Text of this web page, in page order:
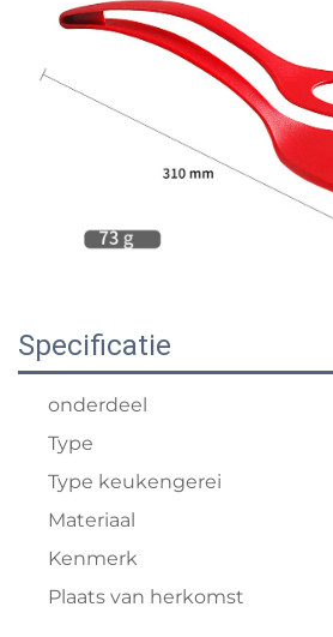
Specificatie
onderdeel
Type
Type keukengerei
Materiaal
Kenmerk
Plaats van herkomst